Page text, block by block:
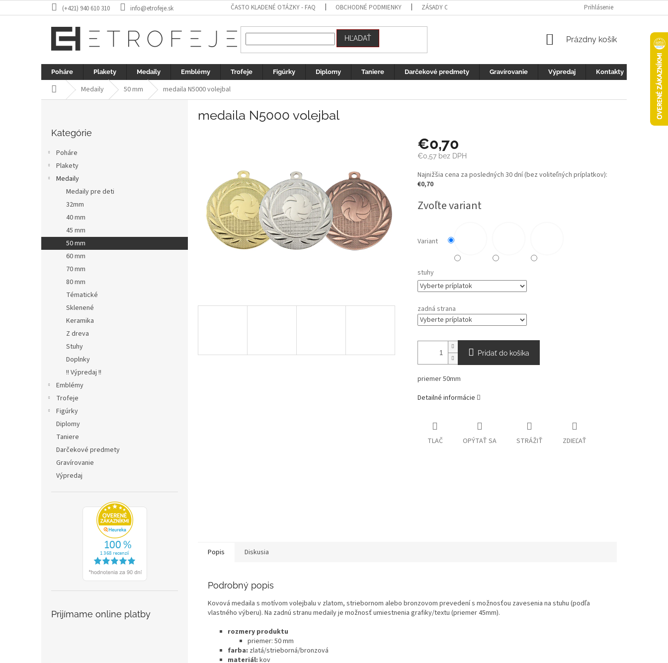
na
(+421) 940 610 310 info@etrofeje.sk ČASTO KLADENÉ OTÁZKY - FAQ OBCHODNÉ PODMIENKY ZÁSADY OCHRANY OSOBNÝCH ÚDAJOV FOTOGALERIA KONTAKTY
Prihlásenie
HĽADAŤ
NÁKUPNÝ
Prázdny košík
Poháre Plakety Medaily Emblémy Trofeje Figúrky Diplomy Taniere Darčekové predmety Gravírovanie Výpredaj Kontakty
DomovMedaily 50 mm medaila N5000 volejbal
kategórie
Kategórie
Poháre
Plakety
Medaily
Medaily pre deti
32mm
40 mm
45 mm
50 mm
60 mm
70 mm
80 mm
Tématické
Sklenené
Keramika
Z dreva
Stuhy
Doplnky
!! Výpredaj !!
Emblémy
Trofeje
Figúrky
Diplomy
Taniere
Darčekové predmety
Gravírovanie
Výpredaj
Prijímame online platby
medaila N5000 volejbal
€0,70
€0,57bez DPH
Jednotková
cena:
Najnižšia cena za posledných 30 dní (bez voliteľných príplatkov):
€0,70
Zvoľte variant
Variant
stuhy
zadná strana
Pridať do košíka
priemer 50mm
Detailné informácie
TLAČ OPÝTAŤ SA STRÁŽIŤ ZDIEĽAŤ
Popis Diskusia
Podrobný popis
Kovová medaila s motívom volejbalu v zlatom, striebornom alebo bronzovom prevedení s možnosťou zavesenia na stuhu (podľa
vlastného výberu). Na zadnú stranu medaily je možnosť umiestnenia grafiky/textu (priemer 45mm).
rozmery produktu
priemer: 50 mm
farba: zlatá/strieborná/bronzová
materiál: kov